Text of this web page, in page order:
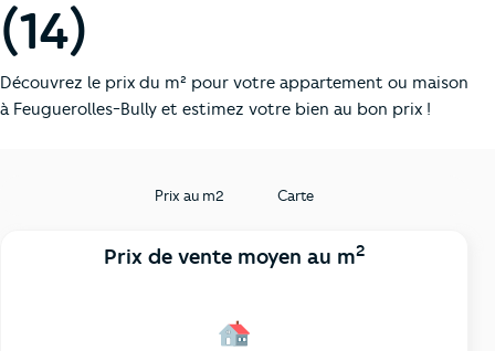
(14)
Découvrez le prix du m² pour votre appartement ou maison
à Feuguerolles-Bully et estimez votre bien au bon prix !
Prix au m2 Carte
Prix de vente moyen au m2